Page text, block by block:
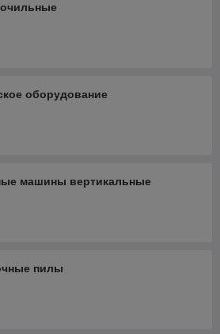
оборудование
машины вертикальные
пилы